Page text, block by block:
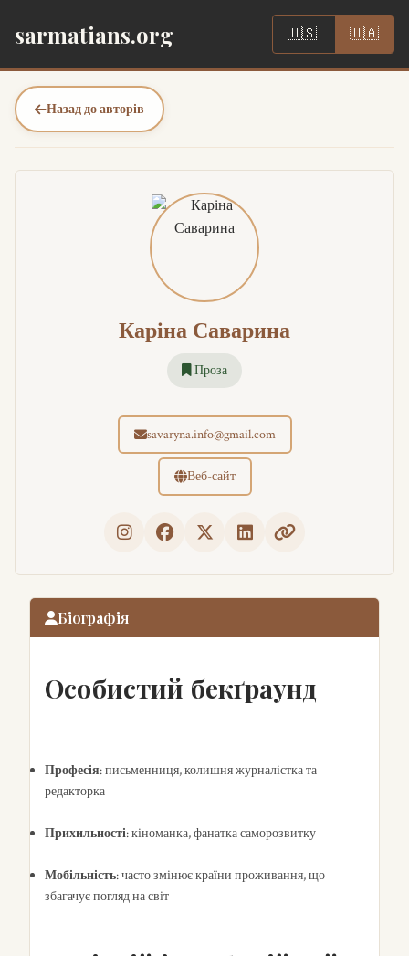
sarmatians.org 🇺🇸 🇺🇦
Назад до авторів
Каріна Саварина
Проза
savaryna.info@gmail.com
Веб-сайт
Біографія
Особистий бекґраунд
Професія: письменниця, колишня журналістка та
редакторка
Прихильності: кіноманка, фанатка саморозвитку
Мобільність: часто змінює країни проживання, що
збагачує погляд на світ